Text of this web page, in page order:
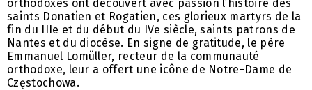
orthodoxes ont découvert avec passion l’histoire des
saints Donatien et Rogatien, ces glorieux martyrs de la
fin du IIIe et du début du IVe siècle, saints patrons de
Nantes et du diocèse. En signe de gratitude, le père
Emmanuel Lomüller, recteur de la communauté
orthodoxe, leur a offert une icône de Notre-Dame de
Częstochowa.